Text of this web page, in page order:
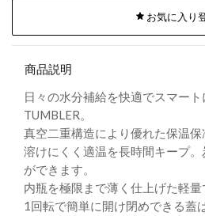
お気に入り
商品説明
日々の水分補給を快適でスマー
TUMBLER。
真空二重構造により優れた保温
溶けにくく適温を長時間キープ
ができます。
内瓶を極限まで薄く仕上げた軽量
1回転で簡単に開け閉めできる蓋